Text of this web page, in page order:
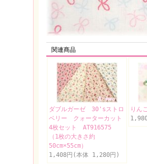
関連商品
ダブルガーゼ 30'sストロ
ベリー クォーターカット
4枚セット AT916575
（1枚の大きさ約
50cm×55cm）
1,408円(本体 1,280円)
りん